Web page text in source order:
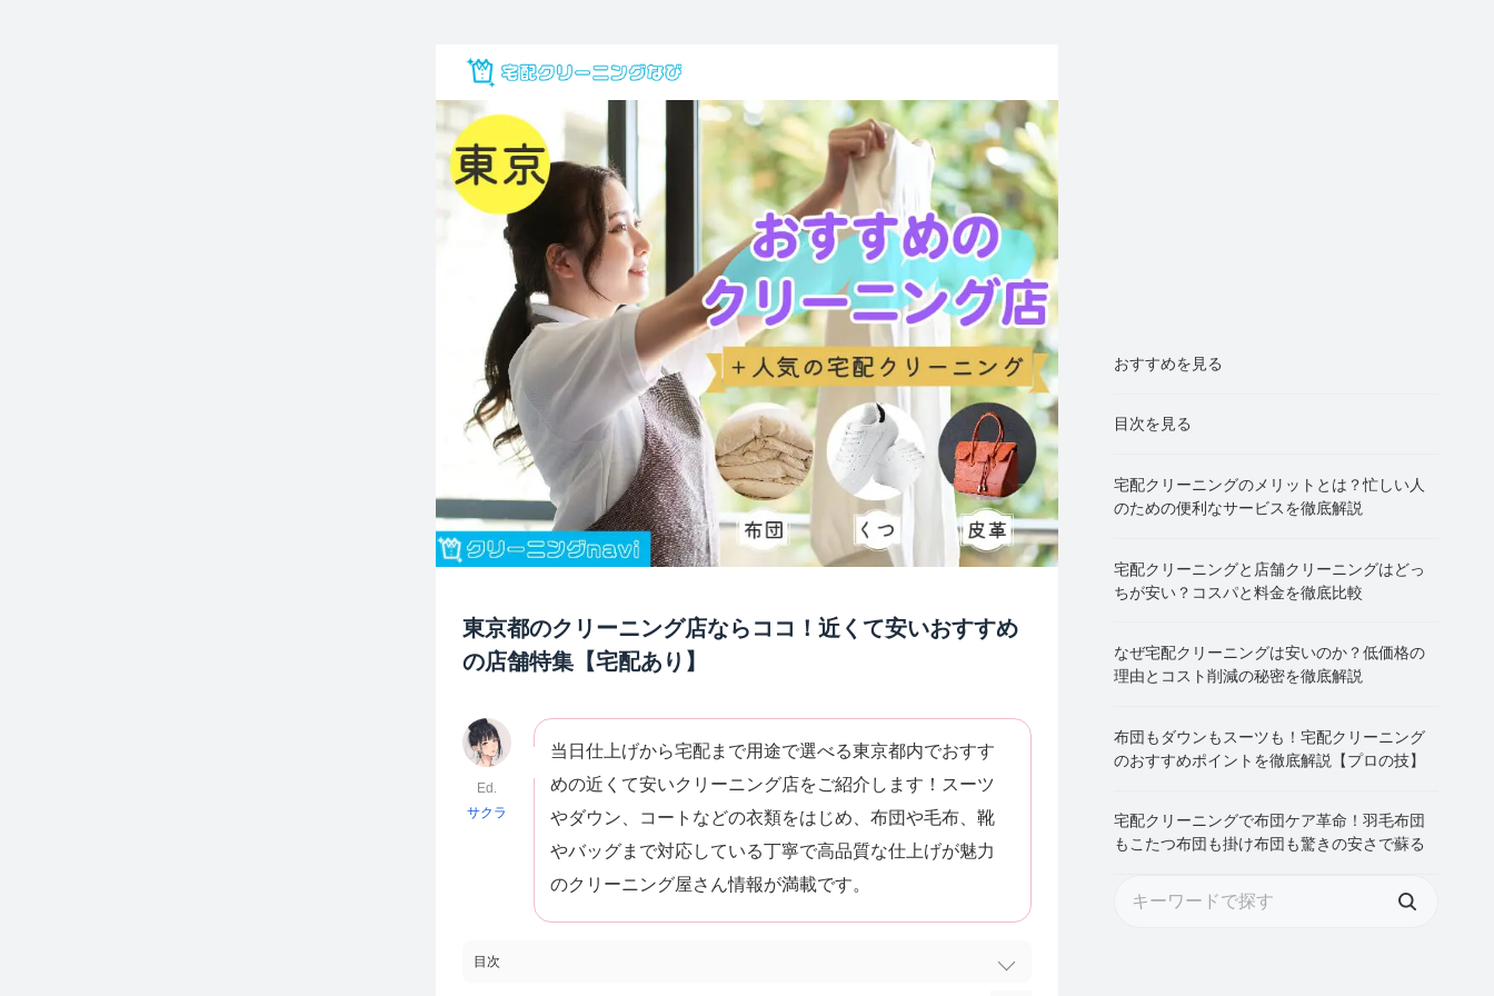
おすすめを見る
目次を見る
宅配クリーニングのメリットとは？忙しい人
のための便利なサービスを徹底解説
宅配クリーニングと店舗クリーニングはどっ
ちが安い？コスパと料金を徹底比較
なぜ宅配クリーニングは安いのか？低価格の
理由とコスト削減の秘密を徹底解説
布団もダウンもスーツも！宅配クリーニング
のおすすめポイントを徹底解説【プロの技】
宅配クリーニングで布団ケア革命！羽毛布団
もこたつ布団も掛け布団も驚きの安さで蘇る
東京都のクリーニング店ならココ！近くて安いおすすめ
の店舗特集【宅配あり】
Ed.
サクラ
当日仕上げから宅配まで用途で選べる東京都内でおすす
めの近くて安いクリーニング店をご紹介します！スーツ
やダウン、コートなどの衣類をはじめ、布団や毛布、靴
やバッグまで対応している丁寧で高品質な仕上げが魅力
のクリーニング屋さん情報が満載です。
目次